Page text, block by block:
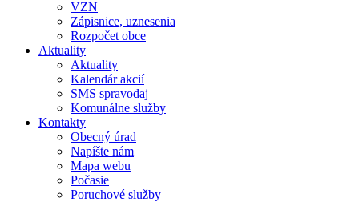
VZN
Zápisnice, uznesenia
Rozpočet obce
Aktuality
Aktuality
Kalendár akcií
SMS spravodaj
Komunálne služby
Kontakty
Obecný úrad
Napíšte nám
Mapa webu
Počasie
Poruchové služby